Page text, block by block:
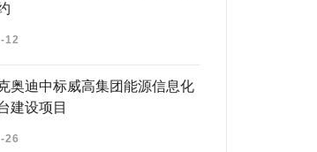
12
奥迪中标威高集团能源信息化
建设项目
26